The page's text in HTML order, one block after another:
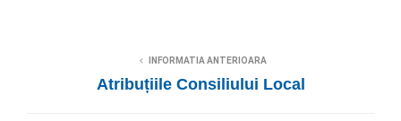
INFORMATIA ANTERIOARA
Atribuțiile Consiliului Local